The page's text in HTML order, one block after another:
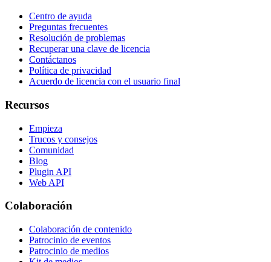
Centro de ayuda
Preguntas frecuentes
Resolución de problemas
Recuperar una clave de licencia
Contáctanos
Política de privacidad
Acuerdo de licencia con el usuario final
Recursos
Empieza
Trucos y consejos
Comunidad
Blog
Plugin API
Web API
Colaboración
Colaboración de contenido
Patrocinio de eventos
Patrocinio de medios